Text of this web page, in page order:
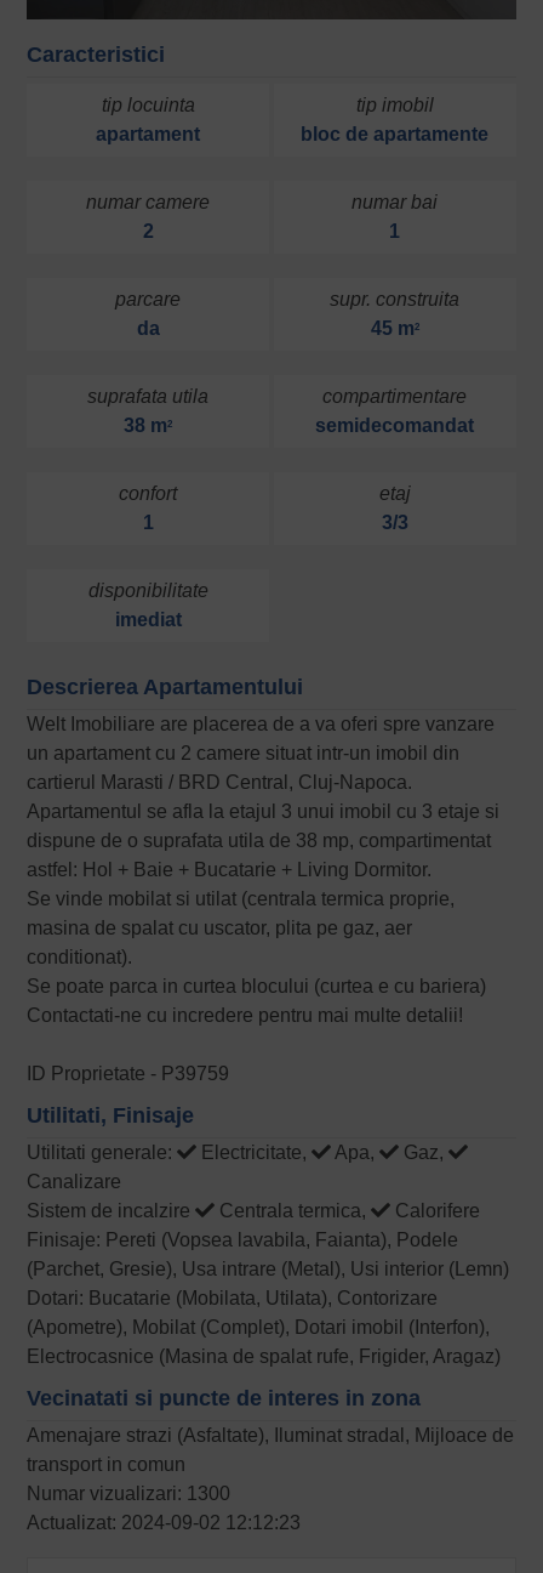
Caracteristici
tip locuinta
apartament
tip imobil
bloc de apartamente
numar camere
2
numar bai
1
parcare
da
supr. construita
45 m2
suprafata utila
38 m2
compartimentare
semidecomandat
confort
1
etaj
3/3
disponibilitate
imediat
Descrierea Apartamentului
Welt Imobiliare are placerea de a va oferi spre vanzare
un apartament cu 2 camere situat intr-un imobil din
cartierul Marasti / BRD Central, Cluj-Napoca.
Apartamentul se afla la etajul 3 unui imobil cu 3 etaje si
dispune de o suprafata utila de 38 mp, compartimentat
astfel: Hol + Baie + Bucatarie + Living Dormitor.
Se vinde mobilat si utilat (centrala termica proprie,
masina de spalat cu uscator, plita pe gaz, aer
conditionat).
Se poate parca in curtea blocului (curtea e cu bariera)
Contactati-ne cu incredere pentru mai multe detalii!
ID Proprietate - P39759
Utilitati, Finisaje
Utilitati generale: Electricitate, Apa,
Gaz,
Canalizare
Sistem de incalzire
Centrala termica,
Calorifere
Finisaje: Pereti (Vopsea lavabila, Faianta), Podele
(Parchet, Gresie), Usa intrare (Metal), Usi interior (Lemn)
Dotari: Bucatarie (Mobilata, Utilata), Contorizare
(Apometre), Mobilat (Complet), Dotari imobil (Interfon),
Electrocasnice (Masina de spalat rufe, Frigider, Aragaz)
Vecinatati si puncte de interes in zona
Amenajare strazi (Asfaltate), Iluminat stradal, Mijloace de
transport in comun
Numar vizualizari: 1300
Actualizat: 2024-09-02 12:12:23